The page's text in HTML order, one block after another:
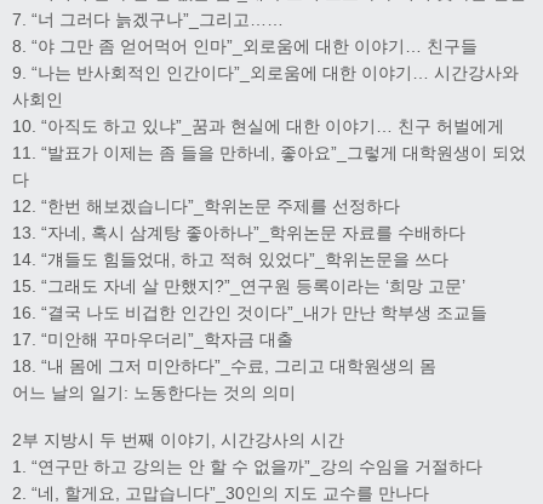
7. “너 그러다 늙겠구나”_그리고……
8. “야 그만 좀 얻어먹어 인마”_외로움에 대한 이야기… 친구들
9. “나는 반사회적인 인간이다”_외로움에 대한 이야기… 시간강사와
사회인
10. “아직도 하고 있냐”_꿈과 현실에 대한 이야기… 친구 허벌에게
11. “발표가 이제는 좀 들을 만하네, 좋아요”_그렇게 대학원생이 되었
다
12. “한번 해보겠습니다”_학위논문 주제를 선정하다
13. “자네, 혹시 삼계탕 좋아하나”_학위논문 자료를 수배하다
14. “걔들도 힘들었대, 하고 적혀 있었다”_학위논문을 쓰다
15. “그래도 자네 살 만했지?”_연구원 등록이라는 ‘희망 고문’
16. “결국 나도 비겁한 인간인 것이다”_내가 만난 학부생 조교들
17. “미안해 꾸마우더리”_학자금 대출
18. “내 몸에 그저 미안하다”_수료, 그리고 대학원생의 몸
어느 날의 일기: 노동한다는 것의 의미
2부 지방시 두 번째 이야기, 시간강사의 시간
1. “연구만 하고 강의는 안 할 수 없을까”_강의 수임을 거절하다
2. “네, 할게요, 고맙습니다”_30인의 지도 교수를 만나다